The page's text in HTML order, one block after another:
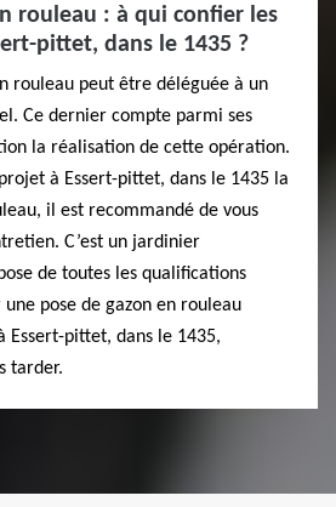
rouleau : à qui confier les
pittet, dans le 1435 ?
rouleau peut être déléguée à un
Ce dernier compte parmi ses
la réalisation de cette opération.
à Essert-pittet, dans le 1435 la
il est recommandé de vous
C’est un jardinier
de toutes les qualifications
pose de gazon en rouleau
Essert-pittet, dans le 1435,
tarder.